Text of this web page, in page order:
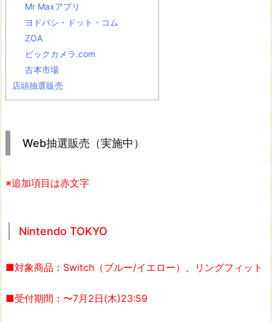
Mr Maxアプリ
ヨドバシ・ドット・コム
ZOA
ビックカメラ.com
古本市場
店頭抽選販売
Web抽選販売（実施中）
※追加項目は赤文字
Nintendo TOKYO
■対象商品：Switch（ブルー/イエロー）、リングフィット
■受付期間：〜7月2日(木)23:59